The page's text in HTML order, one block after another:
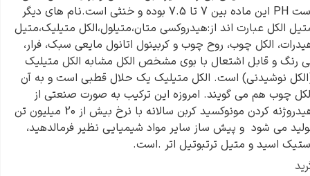
است PH این ماده بین 7 تا 7.5 بوده و خنثی است.نام های دیگر
الکل عبارت اند از:هیدروکسی متان،متیلول،الکل متیلیک،متیل
الکل چوب، روح چوب و کربینول اتانول مایعی سبک، فرار،
رنگ و قابل اشتعال با بوی مشخص الکل مشابه الکل متیلیک
نوشیدنی) است. الکل متیلیک یک حلال قطبی است و به آن
چوب هم می گویند. امروزه این ترکیب به صورت صنعتی از
هیدروژنه کردن مونوکسید کربن سالانه با نرخ بیش از 20 میلیون تن
می شود و پیش ساز سایر مواد شیمیایی نظیر فرمالدهید،
اسید و متیل ترتبوتیل اتر .است.